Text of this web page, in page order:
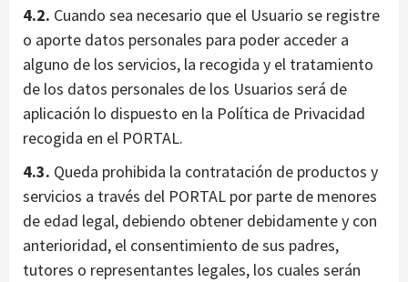
4.2. Cuando sea necesario que el Usuario se registre
o aporte datos personales para poder acceder a
alguno de los servicios, la recogida y el tratamiento
de los datos personales de los Usuarios será de
aplicación lo dispuesto en la Política de Privacidad
recogida en el PORTAL.
4.3. Queda prohibida la contratación de productos y
servicios a través del PORTAL por parte de menores
de edad legal, debiendo obtener debidamente y con
anterioridad, el consentimiento de sus padres,
tutores o representantes legales, los cuales serán